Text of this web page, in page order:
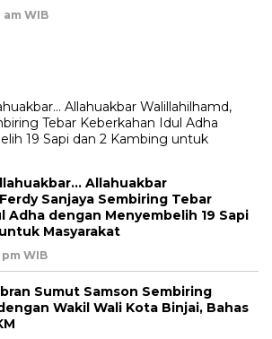
am WIB
Allahuakbar
Sanjaya Sembiring Tebar
Adha dengan Menyembelih 19 Sapi
Masyarakat
WIB
Sumut Samson Sembiring
Wakil Wali Kota Binjai, Bahas